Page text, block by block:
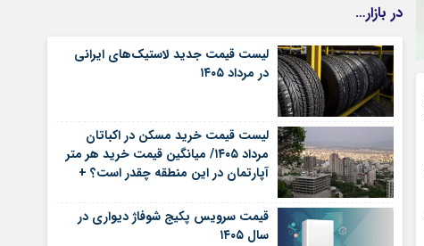
در بازار…
لیست قیمت جدید لاستیک‌های ایرانی
در مرداد ۱۴۰۵
لیست قیمت خرید مسکن در اکباتان
مرداد ۱۴۰۵/ میانگین قیمت خرید هر متر
آپارتمان در این منطقه چقدر است؟ +
قیمت سرویس پکیج شوفاژ دیواری در
سال ۱۴۰۵